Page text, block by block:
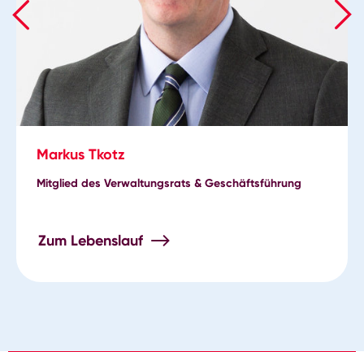
Markus Tkotz
Mitglied des Verwaltungsrats & Geschäftsführung
Zum Lebenslauf